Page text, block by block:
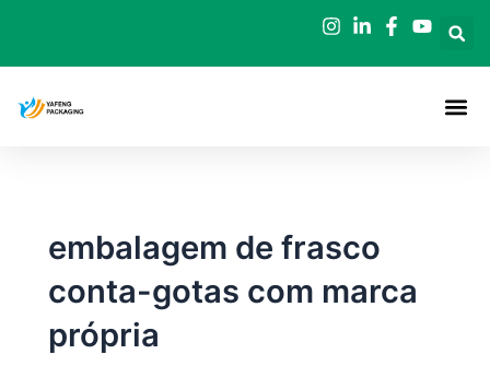
o
embalagem de frasco
conta-gotas com marca
própria